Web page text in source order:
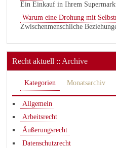
Ein Einkauf in Ihrem
Warum eine Drohung mit
Zwischenmenschliche
Recht aktuell :: Archive
Kategorien Monatsarchiv
Allgemein
Arbeitsrecht
Äußerungsrecht
Datenschutzrecht